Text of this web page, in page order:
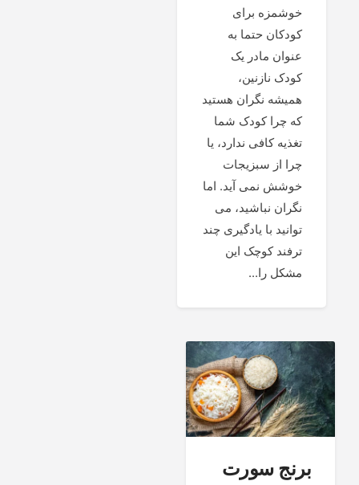
خوشمزه برای
کودکان حتما به
عنوان مادر یک
کودک نازنین،
همیشه نگران هستید
که چرا کودک شما
تغذیه کافی ندارد، یا
چرا از سبزیجات
خوشش نمی آید. اما
نگران نباشید، می
توانید با یادگیری چند
ترفند کوچک این
مشکل را...
برنج سورت